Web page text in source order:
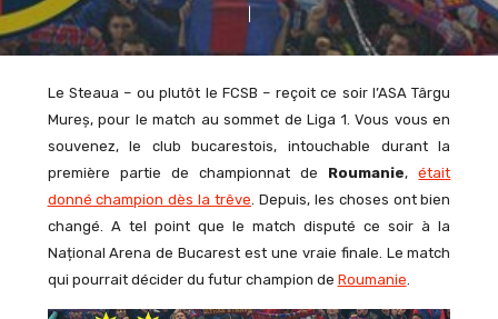
Le Steaua – ou plutôt le FCSB – reçoit ce soir l’ASA Târgu
Mureș, pour le match au sommet de Liga 1. Vous vous en
souvenez, le club bucarestois, intouchable durant la
première partie de championnat de Roumanie,était
donné champion dès la trêve . Depuis, les choses ont bien
changé. A tel point que le match disputé ce soir à la
Național Arena de Bucarest est une vraie finale. Le match
qui pourrait décider du futur champion de Roumanie